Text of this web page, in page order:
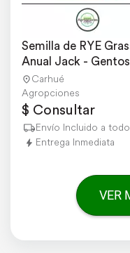
Semilla de RYE
Anual Jack - Gentos
Carhué
Agropciones
$ Consultar
Entrega Inmediata
VER